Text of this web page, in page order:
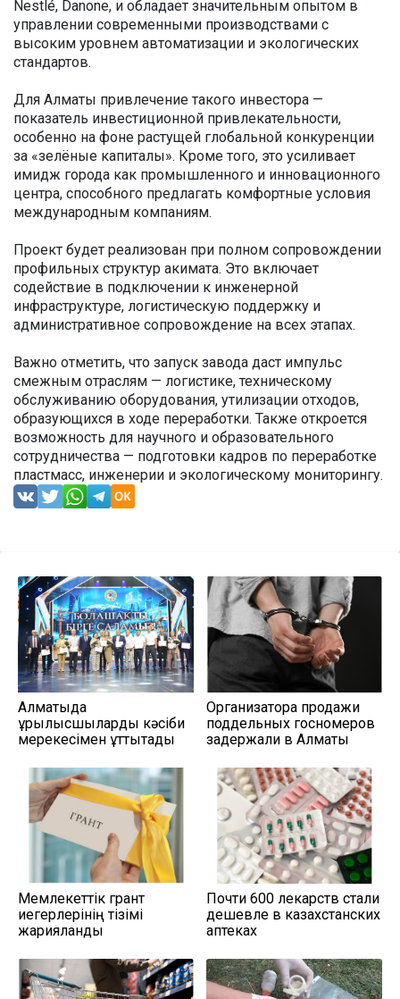
Nestlé, Danone, и обладает значительным опытом в
управлении современными производствами с
высоким уровнем автоматизации и экологических
стандартов.
Для Алматы привлечение такого инвестора —
показатель инвестиционной привлекательности,
особенно на фоне растущей глобальной конкуренции
за «зелёные капиталы». Кроме того, это усиливает
имидж города как промышленного и инновационного
центра, способного предлагать комфортные условия
международным компаниям.
Проект будет реализован при полном сопровождении
профильных структур акимата. Это включает
содействие в подключении к инженерной
инфраструктуре, логистическую поддержку и
административное сопровождение на всех этапах.
Важно отметить, что запуск завода даст импульс
смежным отраслям — логистике, техническому
обслуживанию оборудования, утилизации отходов,
образующихся в ходе переработки. Также откроется
возможность для научного и образовательного
сотрудничества — подготовки кадров по переработке
пластмасс, инженерии и экологическому мониторингу.
Алматыда
құрылысшыларды кәсіби
мерекесімен құттықтады
Организатора продажи
поддельных госномеров
задержали в Алматы
Мемлекеттік грант
иегерлерінің тізімі
жарияланды
Почти 600 лекарств стали
дешевле в казахстанских
аптеках